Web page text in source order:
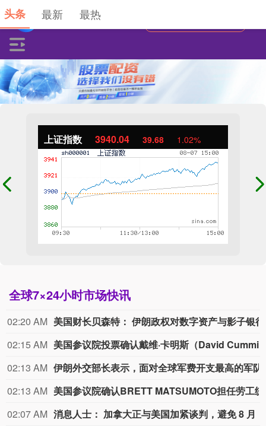
上证指数 3940.04 39.68 1.02%
全球7×24小时市场快讯
02:20 AM
02:15 AM
02:13 AM
02:13 AM
02:07 AM
头条 最新 最热